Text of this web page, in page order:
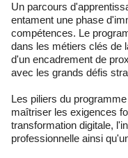
Un parcours
entament une phase
compétences. Le
dans les métiers clés de
d'un encadrement de
avec les grands défis
Les piliers du
maîtriser les exigences
transformation digitale,
professionnelle ainsi